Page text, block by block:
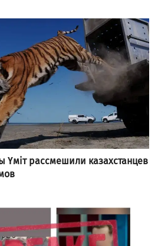
Үміт рассмешили казахстанцев